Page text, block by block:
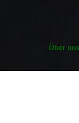
Über